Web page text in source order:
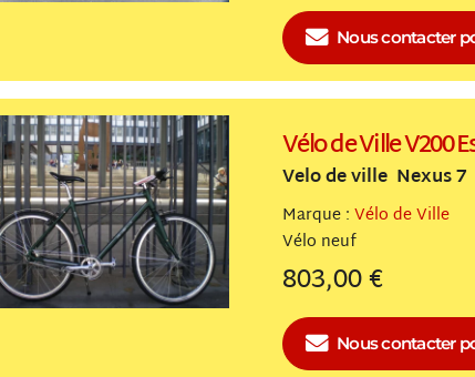
Nous contacter
Vélo de Ville V200
Velo de ville Nexus
Marque :Vélo de Ville
Vélo neuf
803,00 €
Nous contacter